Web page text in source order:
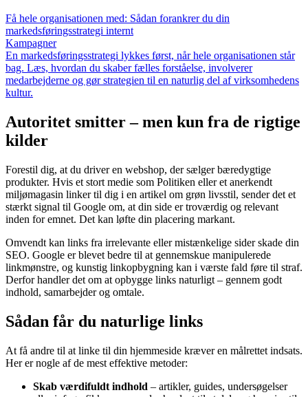
Få hele organisationen med: Sådan forankrer du din
markedsføringsstrategi internt
Kampagner
En markedsføringsstrategi lykkes først, når hele organisationen står
bag. Læs, hvordan du skaber fælles forståelse, involverer
medarbejderne og gør strategien til en naturlig del af virksomhedens
kultur.
Autoritet smitter – men kun fra de rigtige
kilder
Forestil dig, at du driver en webshop, der sælger bæredygtige
produkter. Hvis et stort medie som Politiken eller et anerkendt
miljømagasin linker til dig i en artikel om grøn livsstil, sender det et
stærkt signal til Google om, at din side er troværdig og relevant
inden for emnet. Det kan løfte din placering markant.
Omvendt kan links fra irrelevante eller mistænkelige sider skade din
SEO. Google er blevet bedre til at gennemskue manipulerede
linkmønstre, og kunstig linkopbygning kan i værste fald føre til straf.
Derfor handler det om at opbygge links naturligt – gennem godt
indhold, samarbejder og omtale.
Sådan får du naturlige links
At få andre til at linke til din hjemmeside kræver en målrettet indsats.
Her er nogle af de mest effektive metoder:
Skab værdifuldt indhold – artikler, guides, undersøgelser